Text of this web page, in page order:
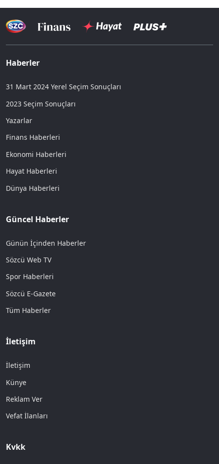
Haberler
31 Mart 2024 Yerel Seçim Sonuçları
2023 Seçim Sonuçları
Yazarlar
Finans Haberleri
Ekonomi Haberleri
Hayat Haberleri
Dünya Haberleri
Güncel Haberler
Günün İçinden Haberler
Sözcü Web TV
Spor Haberleri
Sözcü E-Gazete
Tüm Haberler
İletişim
İletişim
Künye
Reklam Ver
Vefat İlanları
Kvkk